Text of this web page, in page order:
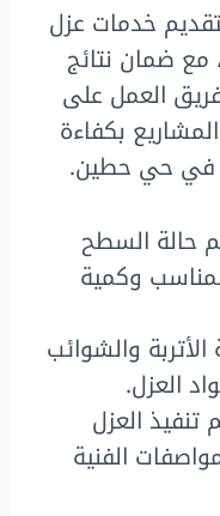
خدمات عزل
مع ضمان نتائج
العمل على
بكفاءة
في حي حطين.
حالة السطح
وكمية
الأتربة والشوائب
العزل.
تنفيذ العزل
الفنية